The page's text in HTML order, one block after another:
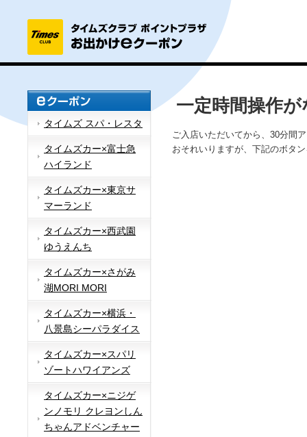
タイムズ スパ・レスタ
タイムズカー×富士急
ハイランド
タイムズカー×東京サ
マーランド
タイムズカー×西武園
ゆうえんち
タイムズカー×さがみ
湖MORI MORI
タイムズカー×横浜・
八景島シーパラダイス
タイムズカー×スパリ
ゾートハワイアンズ
タイムズカー×ニジゲ
ンノモリ クレヨンしん
ちゃんアドベンチャー
一定時間操作
ご入店いただいてから、30分間
おそれいりますが、下記のボタ